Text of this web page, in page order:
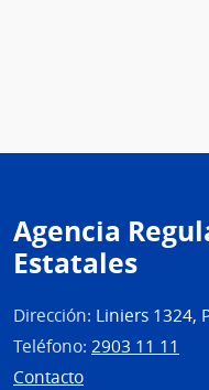
Agencia
Estatales
Dirección: Liniers 1324,
Teléfono: 2903 11 11
Contacto